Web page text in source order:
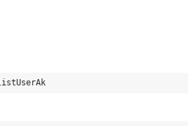
https://{host}/v1/userAkControl/listUserAk